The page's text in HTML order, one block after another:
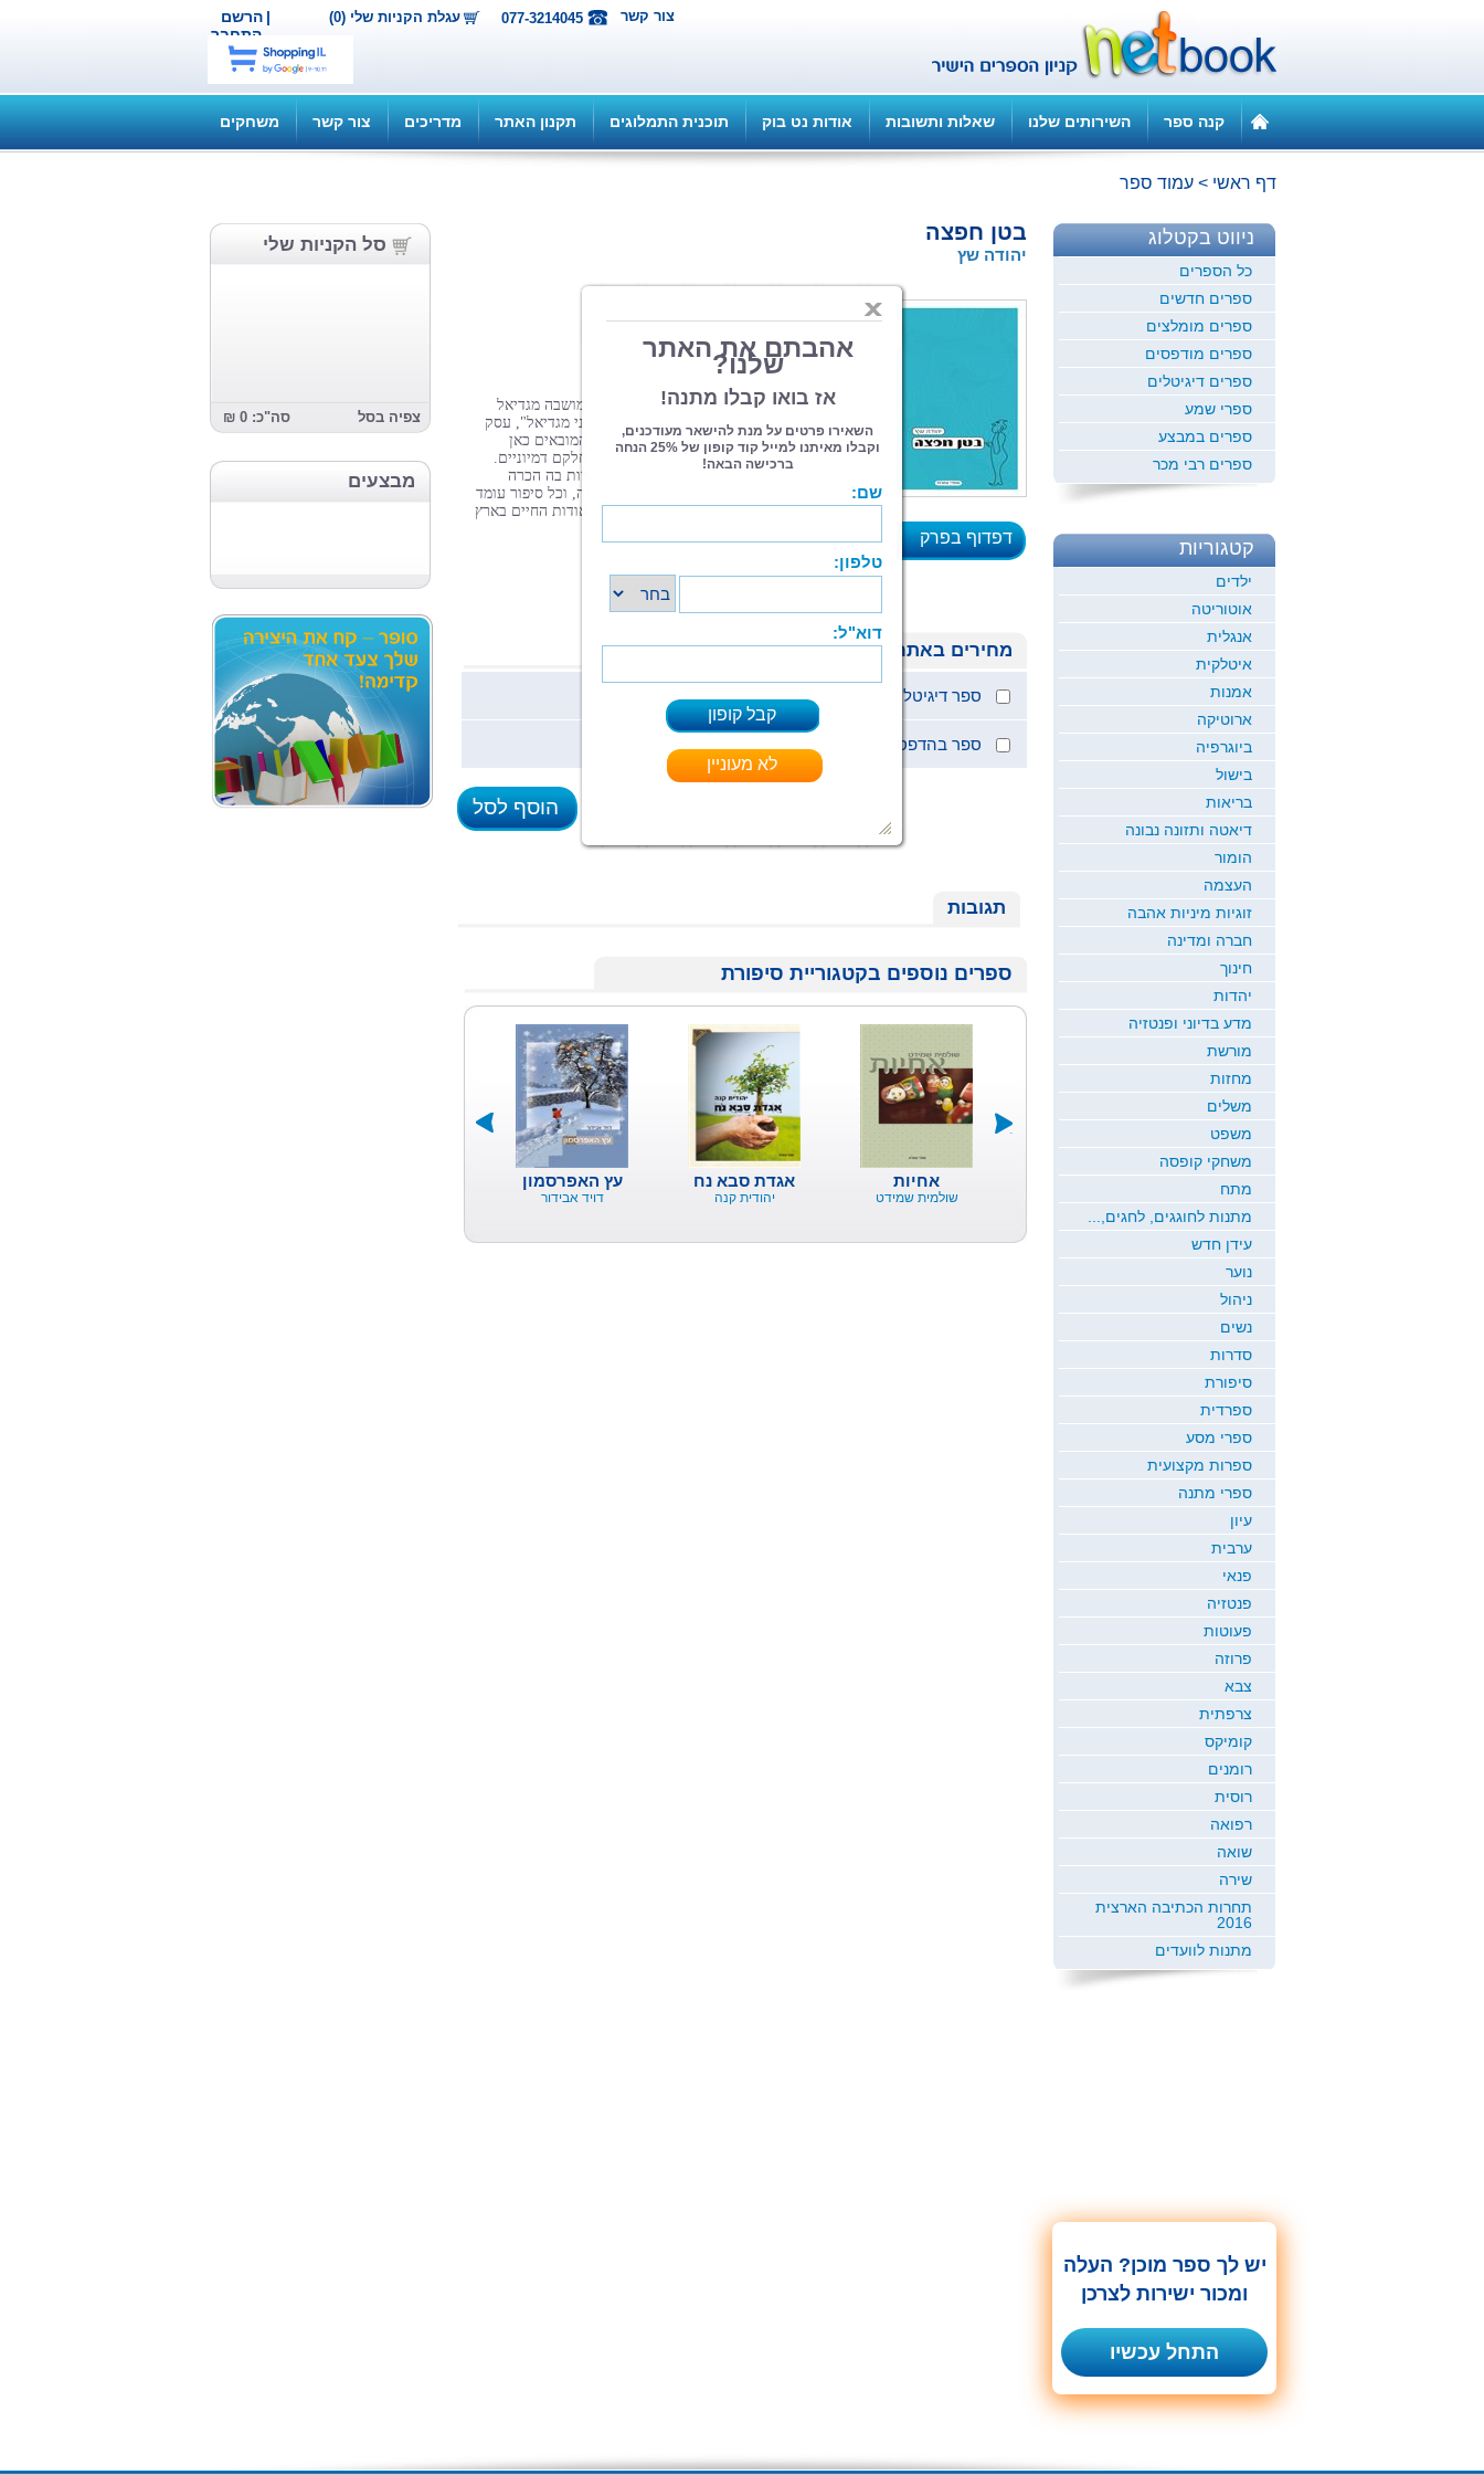
הרשם |
התחבר
עגלת הקניות שלי (0) 077-3214045 צור קשר
קנה ספר השירותים שלנו שאלות ותשובות אודות נט בוק תוכנית התמלוגים תקנון האתר מדריכים צור קשר משחקים
דף ראשי > עמוד ספר
סל הקניות שלי
צפיה בסל סה"כ: 0 ₪
מבצעים
בטן חפצה
יהודה שץ
דפדוף בפרק
זהו קובץ סיפוריו השני שליהודה שץ
, יליד המושבה מגדיאל
(הוד השרון). בעוד ספרו הראשון, "עלילות בני מגדיאל", עסק
בעיקר בחוויות ילדותו המוקדמת, הסיפורים המובאים כאן
מבוססים על חוויות מתקופות שונות בחייו, וחלקם דמיוניים.
כתיבתו של שץ מבדרת ושזורה בהומור, וניכרות בה הכרה
ואהבת האדם. הסיפורים אינם קשורים זה בזה, וכל סיפור עומד
בפני עצמו, אך מכולם ניתן ללמוד משהו על אודות החיים בארץ
מחירים באתר
ספר דיגיטלי (ePub) 19.9 ₪
ספר בהדפסה ביתית (pdf)
הוסף לסל
תגובות
ספרים נוספים בקטגוריית סיפורת
עץ האפרסמון
דויד אבידור
אגדת סבא נח
יהודית קנה
אחיות
שולמית שמידט
אמא ברחה
מהר...
טמיר עין יה
במדרגות
החיים
דני ריטמן
ניווט בקטלוג
כל הספרים
ספרים חדשים
ספרים מומלצים
ספרים מודפסים
ספרים דיגיטלים
ספרי שמע
ספרים במבצע
ספרים רבי מכר
קטגוריות
ילדים
אוטוריטה
אנגלית
איטלקית
אמנות
ארוטיקה
ביוגרפיה
בישול
בריאות
דיאטה ותזונה נבונה
הומור
העצמה
זוגיות מיניות אהבה
חברה ומדינה
חינוך
יהדות
מדע בדיוני ופנטזיה
מורשת
מחזות
משלים
משפט
משחקי קופסה
מתח
מתנות לחוגגים, לחגים,...
עידן חדש
נוער
ניהול
נשים
סדרות
סיפורת
ספרדית
ספרי מסע
ספרות מקצועית
ספרי מתנה
עיון
ערבית
פנאי
פנטזיה
פעוטות
פרוזה
צבא
צרפתית
קומיקס
רומנים
רוסית
רפואה
שואה
שירה
תחרות הכתיבה הארצית
2016
מתנות לוועדים
יש לך ספר מוכן? העלה
ומכור ישירות לצרכן
התחל עכשיו